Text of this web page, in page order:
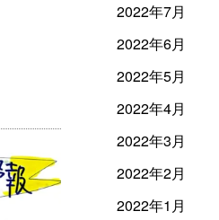
2022年7月
2022年6月
2022年5月
2022年4月
2022年3月
2022年2月
2022年1月